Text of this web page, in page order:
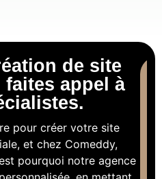
de site
faites appel à
pour créer votre site
et chez Comeddy,
pourquoi notre agence